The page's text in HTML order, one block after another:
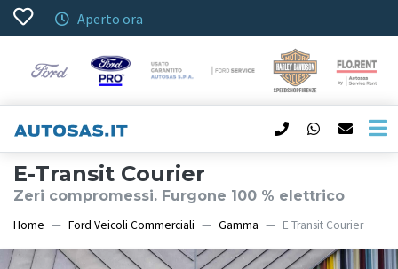
Aperto ora
E-Transit Courier
Zeri compromessi. Furgone 100 % elettrico
Home Ford Veicoli Commerciali Gamma E Transit Courier